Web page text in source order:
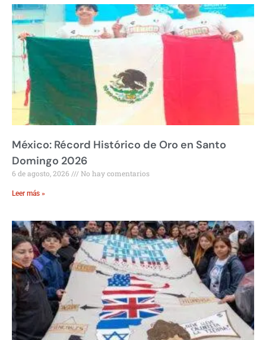
México: Récord Histórico de Oro en Santo
Domingo 2026
6 de agosto, 2026 No hay comentarios
Leer más »